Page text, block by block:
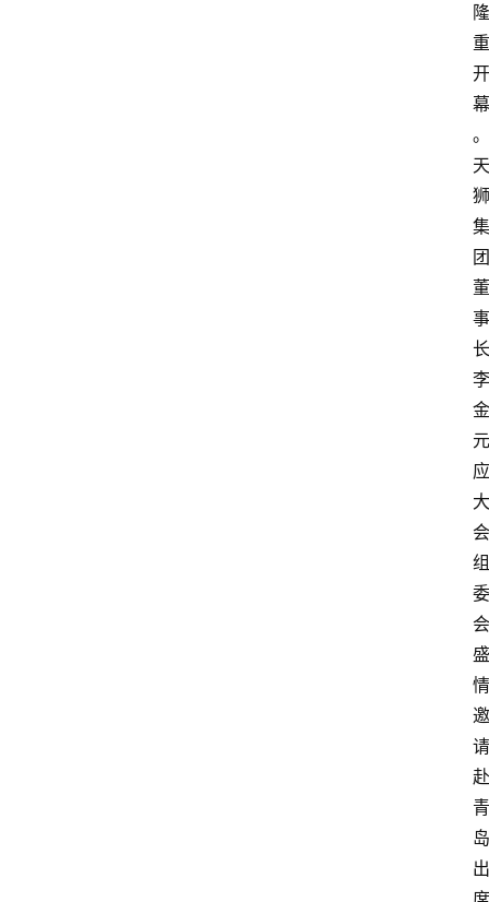
隆
重
开
幕
。
天
狮
集
团
董
事
长
李
金
元
应
大
会
组
委
会
盛
情
邀
请
赴
青
岛
出